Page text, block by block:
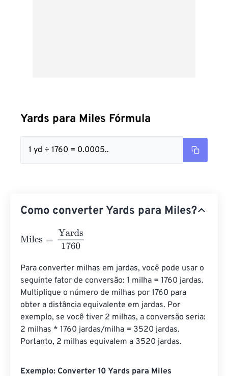
Yards para Miles Fórmula
1 yd ÷ 1760 = 0.0005..
Como converter Yards para Miles?
Miles Yards1760
Para converter milhas em jardas, você pode usar o
seguinte fator de conversão: 1 milha = 1760 jardas.
Multiplique o número de milhas por 1760 para
obter a distância equivalente em jardas. Por
exemplo, se você tiver 2 milhas, a conversão seria:
2 milhas * 1760 jardas/milha = 3520 jardas.
Portanto, 2 milhas equivalem a 3520 jardas.
Exemplo: Converter 10 Yards para Miles